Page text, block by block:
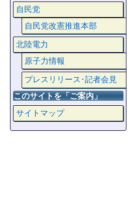
自民党
自民党改憲推進本部
北陸電力
原子力情報
プレスリリース･記者会見
このサイトを「ご案内」
サイトマップ